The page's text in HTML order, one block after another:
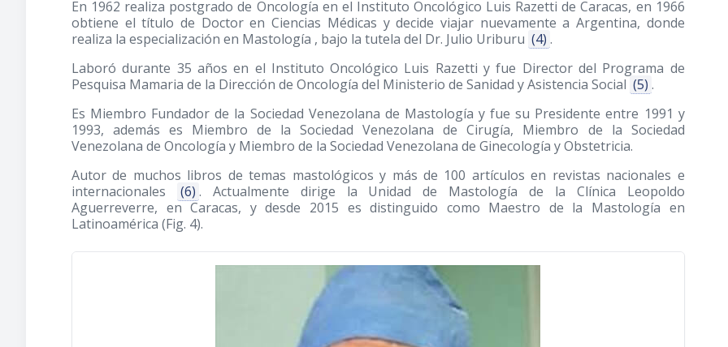
En 1962 realiza postgrado de Oncología en el Instituto Oncológico Luis Razetti de Caracas, en 1966
obtiene el título de Doctor en Ciencias Médicas y decide viajar nuevamente a Argentina, donde
realiza la especialización en Mastología , bajo la tutela del Dr. Julio Uriburu (4) .
Laboró durante 35 años en el Instituto Oncológico Luis Razetti y fue Director del Programa de
Pesquisa Mamaria de la Dirección de Oncología del Ministerio de Sanidad y Asistencia Social (5) .
Es Miembro Fundador de la Sociedad Venezolana de Mastología y fue su Presidente entre 1991 y
1993, además es Miembro de la Sociedad Venezolana de Cirugía, Miembro de la Sociedad
Venezolana de Oncología y Miembro de la Sociedad Venezolana de Ginecología y Obstetricia.
Autor de muchos libros de temas mastológicos y más de 100 artículos en revistas nacionales e
internacionales
(6) . Actualmente dirige la Unidad de Mastología de la Clínica Leopoldo
Aguerreverre, en Caracas, y desde 2015 es distinguido como Maestro de la Mastología en
Latinoamérica (Fig. 4).